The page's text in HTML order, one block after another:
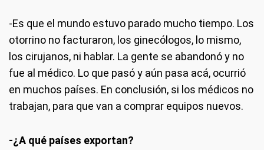
-Es que el mundo estuvo parado mucho tiempo. Los
otorrino no facturaron, los ginecólogos, lo mismo,
los cirujanos, ni hablar. La gente se abandonó y no
fue al médico. Lo que pasó y aún pasa acá, ocurrió
en muchos países. En conclusión, si los médicos no
trabajan, para que van a comprar equipos nuevos.
-¿A qué países exportan?